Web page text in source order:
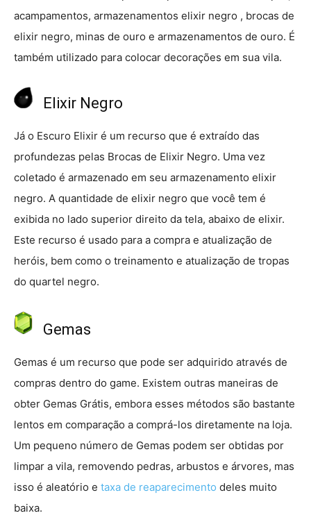
acampamentos, armazenamentos elixir negro , brocas de
elixir negro, minas de ouro e armazenamentos de ouro. É
também utilizado para colocar decorações em sua vila.
Elixir Negro
Já o Escuro Elixir é um recurso que é extraído das
profundezas pelas Brocas de Elixir Negro. Uma vez
coletado é armazenado em seu armazenamento elixir
negro. A quantidade de elixir negro que você tem é
exibida no lado superior direito da tela, abaixo de elixir.
Este recurso é usado para a compra e atualização de
heróis, bem como o treinamento e atualização de tropas
do quartel negro.
Gemas
Gemas é um recurso que pode ser adquirido através de
compras dentro do game. Existem outras maneiras de
obter Gemas Grátis, embora esses métodos são bastante
lentos em comparação a comprá-los diretamente na loja.
Um pequeno número de Gemas podem ser obtidas por
limpar a vila, removendo pedras, arbustos e árvores, mas
isso é aleatório e taxa de reaparecimento deles muito
baixa.